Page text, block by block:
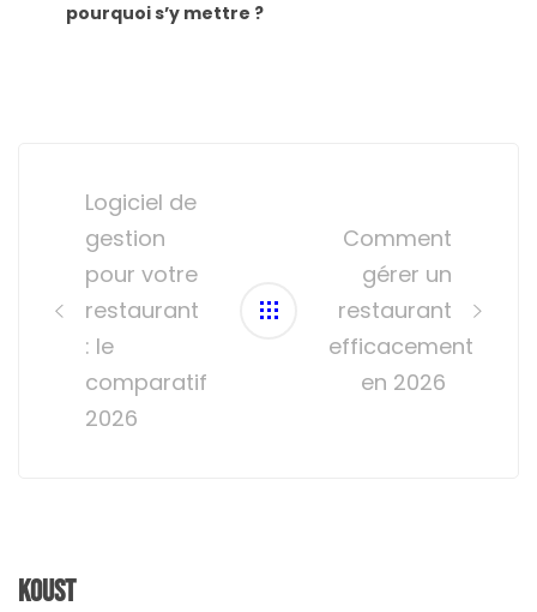
pourquoi s’y mettre ?
navigationLogiciel de
gestion
pour votre
restaurant
: le
comparatif
2026
Comment
gérer un
restaurant
efficacement
en 2026
Koust